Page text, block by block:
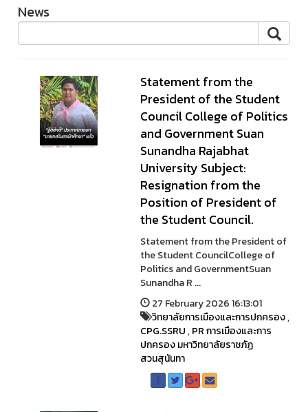
News
Statement from the
President of the Student
Council College of Politics
and Government Suan
Sunandha Rajabhat
University Subject:
Resignation from the
Position of President of
the Student Council.
Statement from the President of
the Student CouncilCollege of
Politics and GovernmentSuan
Sunandha R ...
27 February 2026 16:13:01
วิทยาลัยการเมืองและการปกครอง,
CPG.SSRU,PR การเมืองและการ
ปกครอง มหาวิทยาลัยราชภัฏ
สวนสุนันทา